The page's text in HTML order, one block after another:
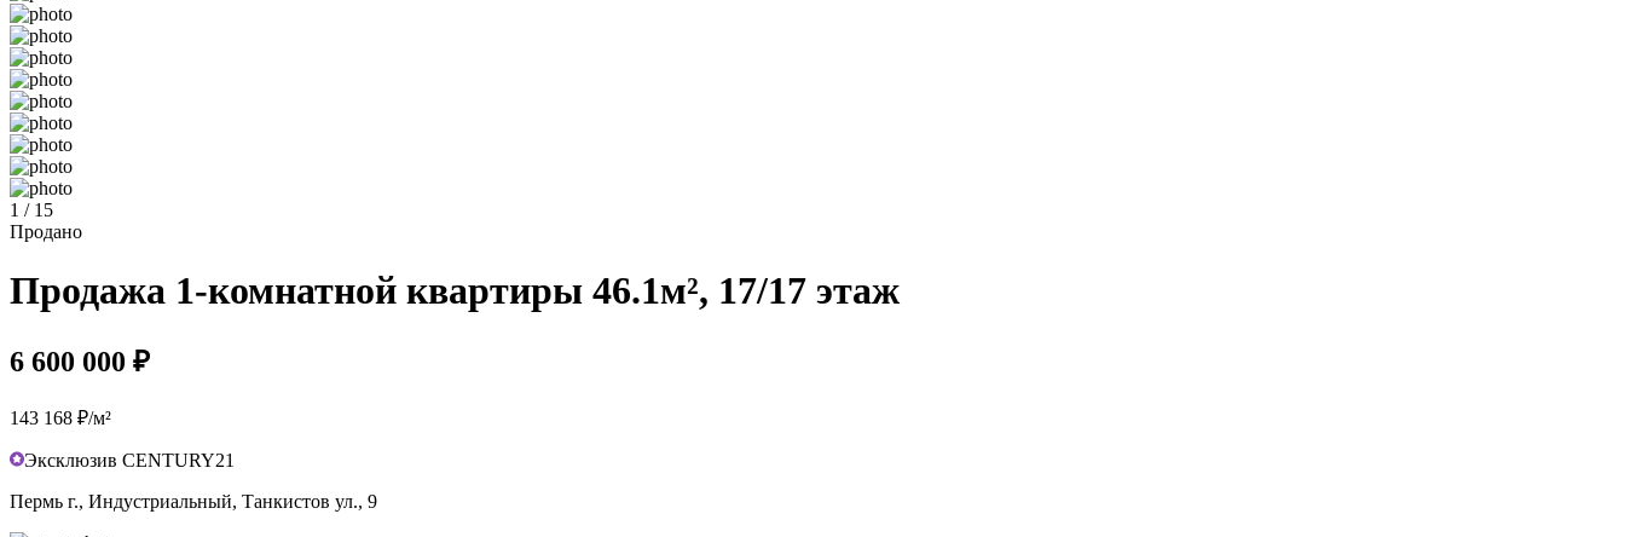
1 / 15
Продано
Продажа 1-комнатной квартиры 46.1м², 17/17 этаж
6 600 000 ₽
143 168 ₽/м²
Эксклюзив CENTURY21
Пермь г., Индустриальный, Танкистов ул., 9